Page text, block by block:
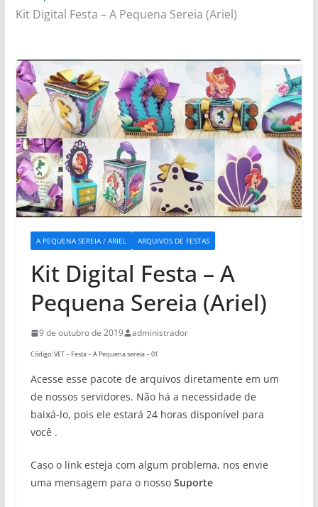
Kit Digital Festa – A Pequena Sereia (Ariel)
A PEQUENA SEREIA / ARIEL ARQUIVOS DE FESTAS
Kit Digital Festa – A
Pequena Sereia (Ariel)
9 de outubro de 2019 administrador
Código: VET – Festa – A Pequena sereia – 01
Acesse esse pacote de arquivos diretamente em um
de nossos servidores. Não há a necessidade de
baixá-lo, pois ele estará 24 horas disponível para
você .
Caso o link esteja com algum problema, nos envie
uma mensagem para o nosso Suporte